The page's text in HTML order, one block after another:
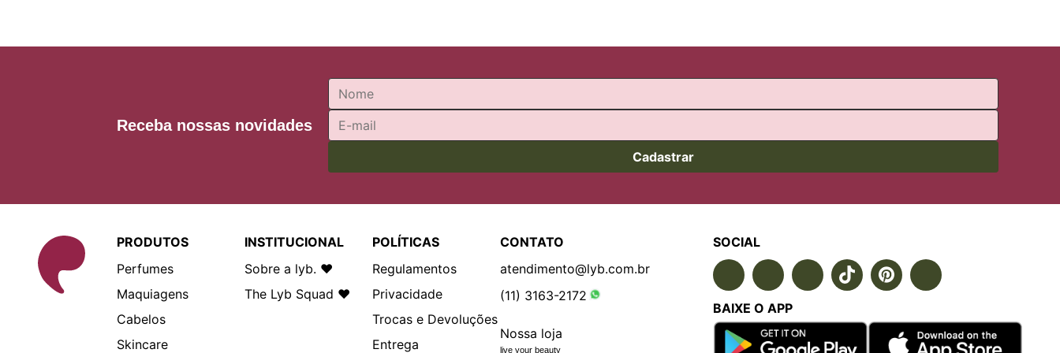
Receba nossas novidades
Cadastrar
PRODUTOS
Perfumes
Maquiagens
Cabelos
Skincare
INSTITUCIONAL
Sobre a lyb. ❤
The Lyb Squad ❤
POLÍTICAS
Regulamentos
Privacidade
Trocas e Devoluções
Entrega
CONTATO
atendimento@lyb.com.br
(11) 3163-2172
Nossa loja
live your beauty
SOCIAL
BAIXE O APP